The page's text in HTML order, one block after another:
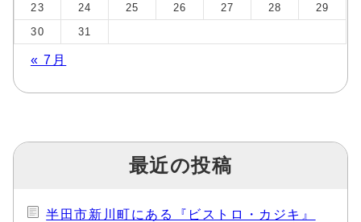
23
24 25 26 27 28
29
30
31
« 7月
最近の投稿
半田市新川町にある『ビストロ・カジキ』